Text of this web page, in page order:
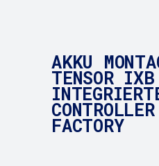
AKKU
TENSOR
FACTORY